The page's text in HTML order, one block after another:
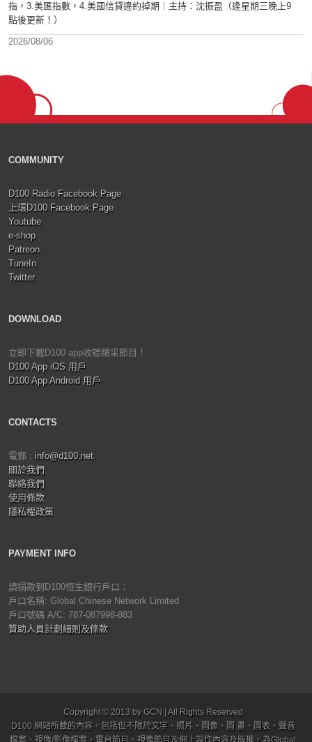
指，3.美匯指數，4.美國信貸違約掉期︱主持：沈振盈（逢星期三晚上9
點後更新！）
2026/08/06
COMMUNITY
D100 Radio Facebook Page
上環D100 Facebook Page
Youtube
e-shop
Patreon
TuneIn
Twitter
DOWNLOAD
立即下載D100 app收聽精采節目！
D100 App iOS 用戶
D100 App Android 用戶
CONTACTS
電郵 : info@d100.net
關於我們
聯絡我們
使用條款
隱私權政策
PAYMENT INFO
請捐款到D100恒生銀行戶口：
戶口名稱: Global Chinese Network Limited
戶口號碼 A/C: 787-087998-883
贊助人員計劃細則及條款
Copyright © 2013 by GCN | All Rights Reserved
D100 網站所載的內容，包括但不限於文字、照片、圖像、圖 畫、圖表、聲音
檔案、視像/影像檔案、電台節目、視像節目及網上製作內容及版權，為Global